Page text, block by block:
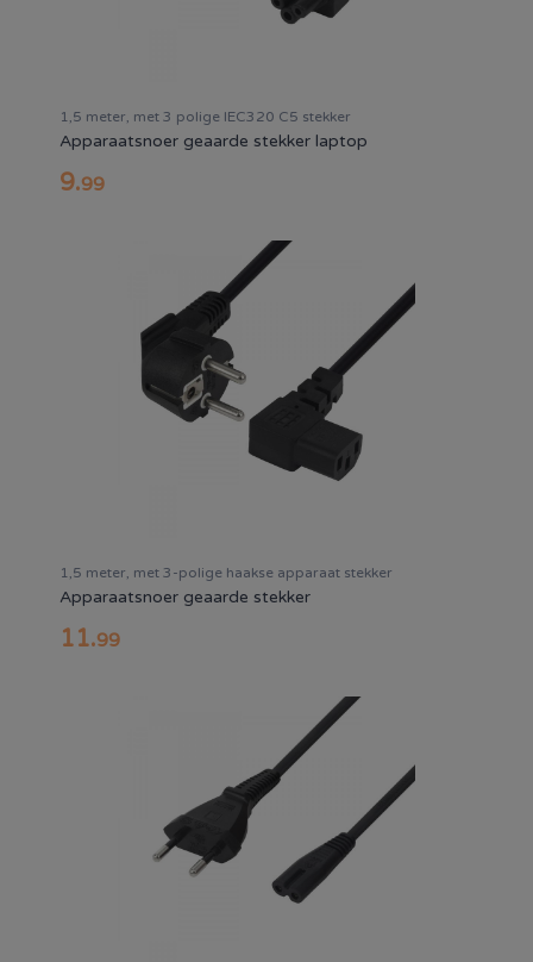
1,5 meter, met 3 polige IEC320 C5 stekker
Apparaatsnoer geaarde stekker laptop
9.99
1,5 meter, met 3-polige haakse apparaat stekker
Apparaatsnoer geaarde stekker
11.99